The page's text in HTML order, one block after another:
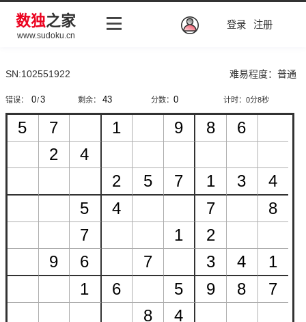
数独之家
www.sudoku.cn
登录 注册
SN:102551922 难易程度：普通
错误： / 剩余： 分数： 计时：0分8秒